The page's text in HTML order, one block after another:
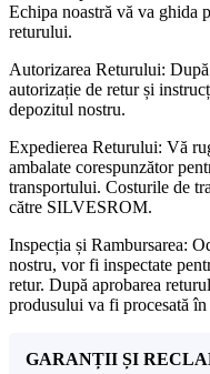
Echipa noastră vă va ghida
returului.
Autorizarea Returului:
autorizație de retur și
depozitul nostru.
Expedierea Returului: Vă
ambalate corespunzător
transportului. Costurile de
către SILVESROM.
Inspecția și Rambursarea:
nostru, vor fi inspectate
retur. După aprobarea
produsului va fi procesată
GARANȚII ȘI